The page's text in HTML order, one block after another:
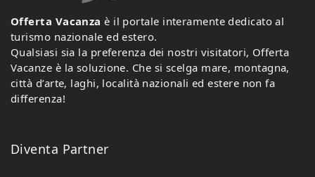
Offerta Vacanza è il portale interamente dedicato al
turismo nazionale ed estero.
Qualsiasi sia la preferenza dei nostri visitatori, Offerta
Vacanze è la soluzione. Che si scelga mare, montagna,
città d’arte, laghi, località nazionali ed estere non fa
differenza!
Diventa Partner